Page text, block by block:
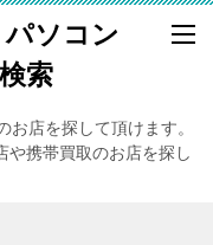
ソコン
索
店を探して頂けます。
や携帯買取のお店を探し